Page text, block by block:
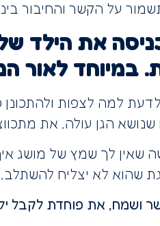
על הקשר והחיבור
את הילד
במיוחד לאור
למה לצפות
שנושא הגן עולה, את
שאין לך שמץ של מושג
שהוא לא יצליח להשתלב,
ושמח, את פוחדת לקבל